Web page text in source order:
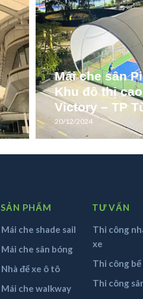
Mái che sân
Khu đô thị
Victory – TP
20/12/2024
SẢN PHẨM
Mái che shade sail
Mái che sân bóng
Nhà để xe ô tô
Mái che walkway
TƯ VẤN
Thi công
xe
Thi công
Thi công